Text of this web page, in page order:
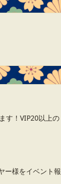
す！VIP20以上の
ー様をイベント報